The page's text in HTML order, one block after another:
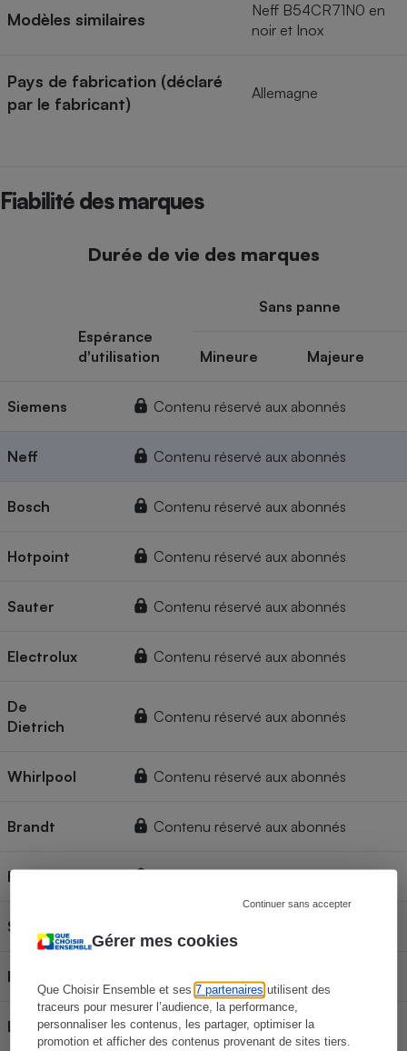
Gérer mes cookies
Que Choisir Ensemble et ses7 partenaires utilisent des
traceurs pour mesurer l’audience, la performance,
personnaliser les contenus, les partager, optimiser la
promotion et afficher des contenus provenant de sites tiers.
Continuer sans accepter
Modèles similaires
Neff B54CR71N0 en
noir et Inox
Pays de fabrication (déclaré
par le fabricant)
Allemagne
Fiabilité des marques
Durée de vie des marques
Espérance
d'utilisation
Sans panne
Mineure Majeure
Siemens Contenu réservé aux abonnés
Neff Contenu réservé aux abonnés
Bosch Contenu réservé aux abonnés
Hotpoint Contenu réservé aux abonnés
Sauter Contenu réservé aux abonnés
Electrolux Contenu réservé aux abonnés
De
Dietrich
Contenu réservé aux abonnés
Whirlpool Contenu réservé aux abonnés
Brandt Contenu réservé aux abonnés
Faure
Samsung
Rosières Contenu réservé aux abonnés
Beko Contenu réservé aux abonnés